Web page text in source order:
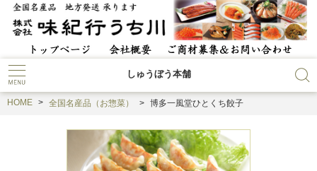
しゅうぼう本舗
HOME 全国名産品（お惣菜） 博多一風堂ひとくち餃子